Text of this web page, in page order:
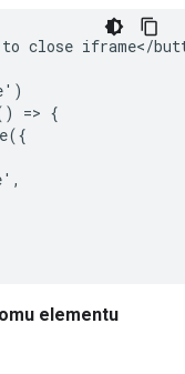
to close iframe</
=> {
elementu